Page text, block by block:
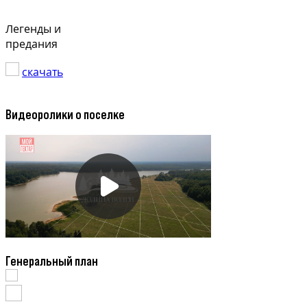
Легенды и
предания
скачать
Видеоролики о поселке
Генеральный план